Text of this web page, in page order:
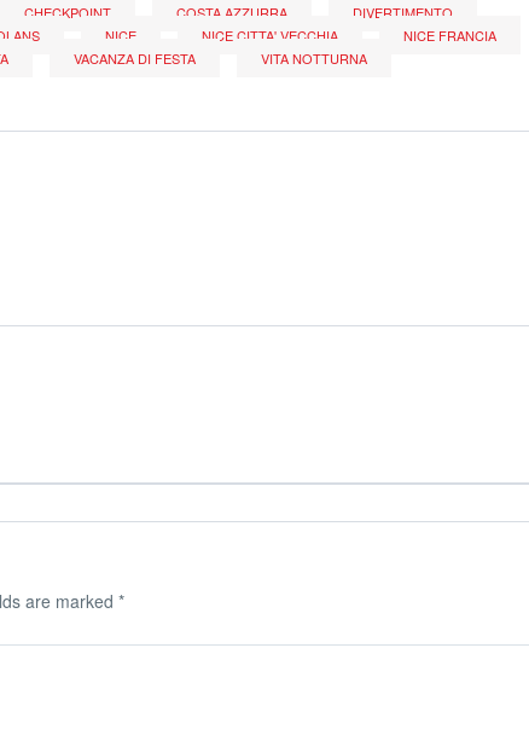
CHECKPOINT COSTA AZZURRA
DIVERTIMENTO
NICE NICE CITTA' VECCHIA
NICE FRANCIA
VACANZA DI FESTA VITA NOTTURNA
are marked *